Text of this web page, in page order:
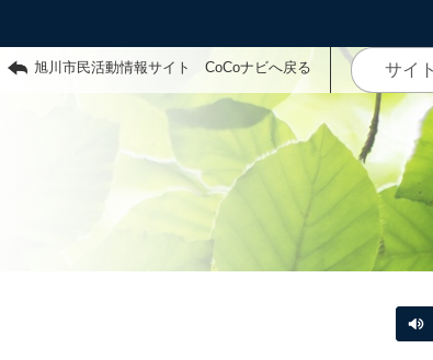
旭川市民活動情報サイト CoCoナビへ戻る